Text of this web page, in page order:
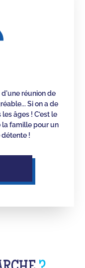
d'une réunion de
Si on a de
âges ! C’est le
la famille pour un
!